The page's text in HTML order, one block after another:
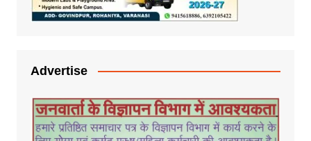
Advertise